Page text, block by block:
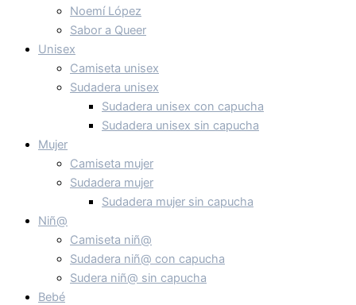
Noemí López
Sabor a Queer
Unisex
Camiseta unisex
Sudadera unisex
Sudadera unisex con capucha
Sudadera unisex sin capucha
Mujer
Camiseta mujer
Sudadera mujer
Sudadera mujer sin capucha
Niñ@
Camiseta niñ@
Sudadera niñ@ con capucha
Sudera niñ@ sin capucha
Bebé